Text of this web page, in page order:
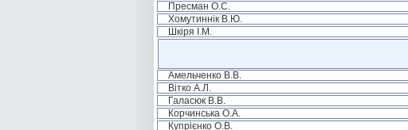
Пресман О.С.
Хомутиннік В.Ю.
Шкіря І.М.
Амельченко В.В.
Вітко А.Л.
Галасюк В.В.
Корчинська О.А.
Купрієнко О.В.